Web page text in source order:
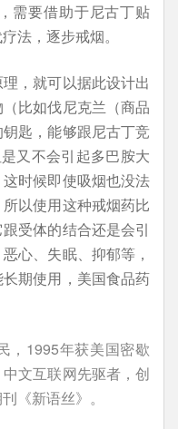
需要借助于尼古丁贴
法，逐步戒烟。
，就可以据此设计出
比如伐尼克兰（商品
匙，能够跟尼古丁竞
又不会引起多巴胺大
时候即使吸烟也没法
以使用这种戒烟药比
受体的结合还是会引
心、失眠、抑郁等，
期使用，美国食品药
，1995年获美国密歇
文互联网先驱者，创
《新语丝》。